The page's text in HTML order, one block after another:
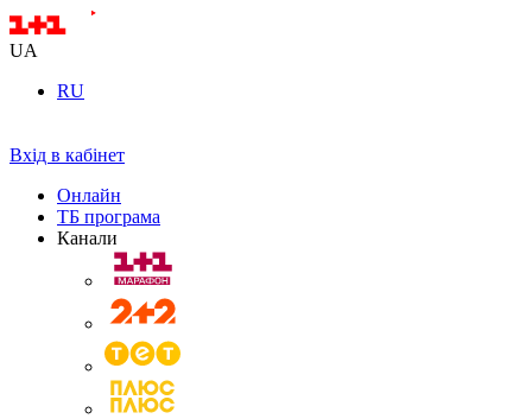
UA
RU
Вхід в кабінет
Онлайн
ТБ програма
Канали